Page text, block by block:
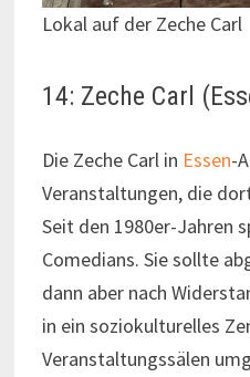
Lokal auf der Zeche Carl
14: Zeche Carl
Die Zeche Carl in Essen-
Veranstaltungen, die
Seit den 1980er-Jahren
Comedians. Sie sollte
dann aber nach
in ein soziokulturelles
Veranstaltungssälen